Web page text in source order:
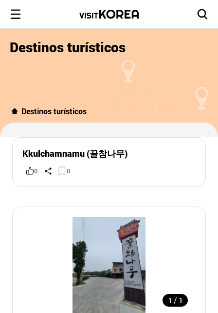
Destinos turísticos
Destinos turísticos
Kkulchamnamu (꿀참나무)
0 0
1 / 1